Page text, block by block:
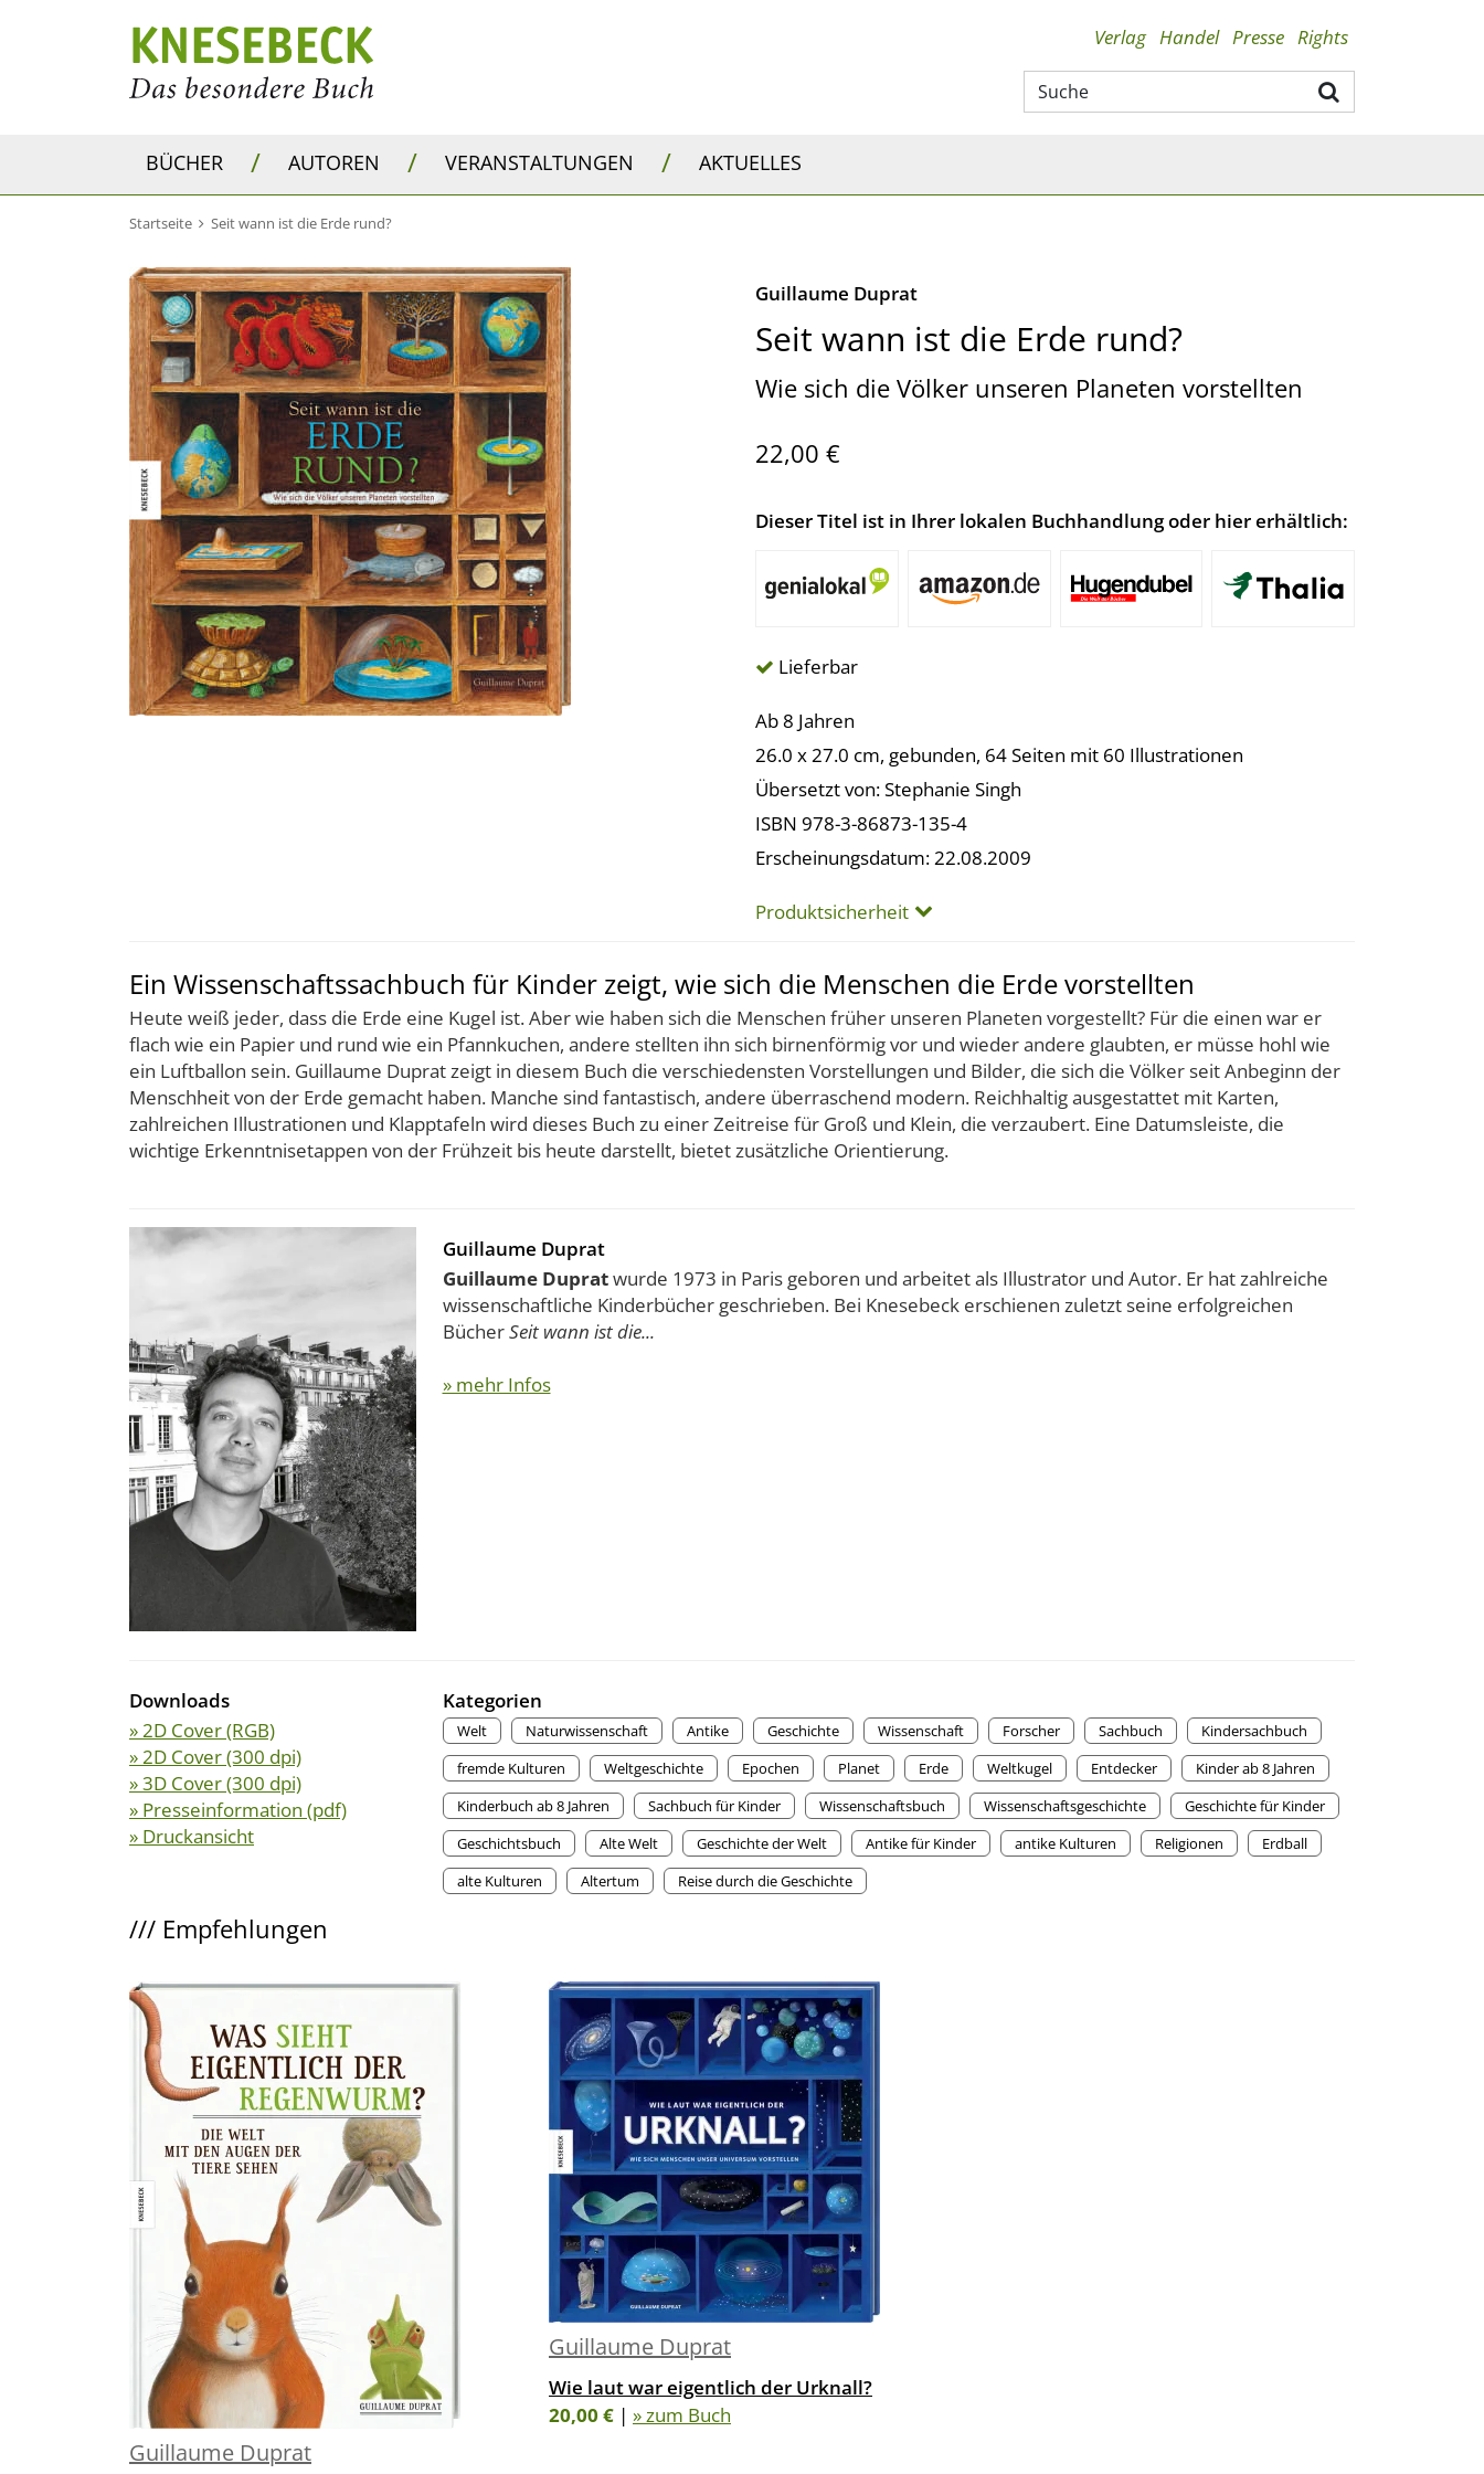
Verlag Handel Presse Rights
BÜCHER / AUTOREN / VERANSTALTUNGEN / AKTUELLES
Startseite Seit wann ist die Erde rund?
Guillaume Duprat
Seit wann ist die Erde rund?
Wie sich die Völker unseren Planeten vorstellten
22,00 €
Dieser Titel ist in Ihrer lokalen Buchhandlung oder hier erhältlich:
Lieferbar
Ab 8 Jahren
26.0 x 27.0 cm, gebunden, 64 Seiten mit 60 Illustrationen
Übersetzt von: Stephanie Singh
ISBN 978-3-86873-135-4
Erscheinungsdatum: 22.08.2009
Produktsicherheit
Ein Wissenschaftssachbuch für Kinder zeigt, wie sich die Menschen die Erde vorstellten
Heute weiß jeder, dass die Erde eine Kugel ist. Aber wie haben sich die Menschen früher unseren Planeten vorgestellt? Für die einen war er
flach wie ein Papier und rund wie ein Pfannkuchen, andere stellten ihn sich birnenförmig vor und wieder andere glaubten, er müsse hohl wie
ein Luftballon sein. Guillaume Duprat zeigt in diesem Buch die verschiedensten Vorstellungen und Bilder, die sich die Völker seit Anbeginn der
Menschheit von der Erde gemacht haben. Manche sind fantastisch, andere überraschend modern. Reichhaltig ausgestattet mit Karten,
zahlreichen Illustrationen und Klapptafeln wird dieses Buch zu einer Zeitreise für Groß und Klein, die verzaubert. Eine Datumsleiste, die
wichtige Erkenntnisetappen von der Frühzeit bis heute darstellt, bietet zusätzliche Orientierung.
Guillaume Duprat
Guillaume Dupratwurde 1973 in Paris geboren und arbeitet als Illustrator und Autor. Er hat zahlreiche
wissenschaftliche Kinderbücher geschrieben. Bei Knesebeck erschienen zuletzt seine erfolgreichen
BücherSeit wann ist die...
» mehr Infos
Downloads
» 2D Cover (RGB)
» 2D Cover (300 dpi)
» 3D Cover (300 dpi)
» Presseinformation (pdf)
» Druckansicht
Kategorien
Welt Naturwissenschaft Antike Geschichte Wissenschaft Forscher Sachbuch
Kindersachbuch
fremde Kulturen
Weltgeschichte Epochen Planet Erde Weltkugel Entdecker
Kinder ab 8 Jahren
Kinderbuch ab 8 Jahren
Sachbuch für Kinder Wissenschaftsbuch Wissenschaftsgeschichte
Geschichte für Kinder
Geschichtsbuch
Alte Welt Geschichte der Welt Antike für Kinder antike Kulturen Religionen
Erdball
alte Kulturen
Altertum Reise durch die Geschichte
/// Empfehlungen
Guillaume Duprat
Guillaume Duprat
Wie laut war eigentlich der Urknall?
20,00 € | » zum Buch